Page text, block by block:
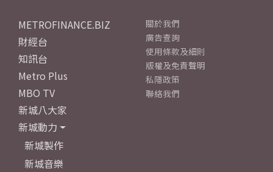
METROFINANCE.BIZ
財經台
知訊台
Metro Plus
MBO TV
新城八大家
新城動力
新城製作
新城音樂
關於我們
廣告查詢
使用條款及細則
版權及免責聲明
私隱政策
聯絡我們